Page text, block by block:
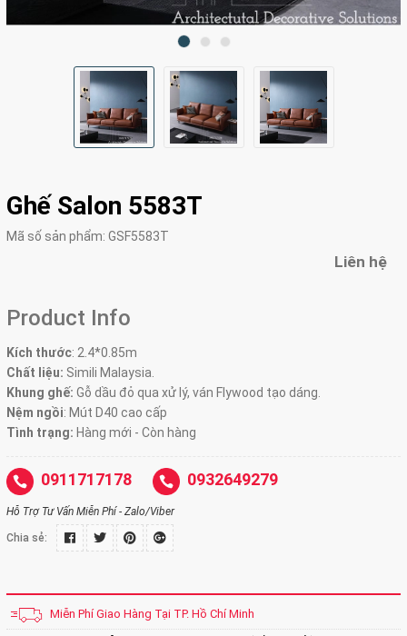
Ghế Salon 5583T
Mã số sản phẩm: GSF5583T
Liên hệ
Product Info
Kích thước: 2.4*0.85m
Chất liệu: Simili Malaysia.
Khung ghế: Gỗ dầu đỏ qua xử lý, ván Flywood tạo dáng.
Nệm ngồi: Mút D40 cao cấp
Tình trạng: Hàng mới - Còn hàng
0911717178 0932649279
Hỗ Trợ Tư Vấn Miễn Phí - Zalo/Viber
Chia sẻ:
Miễn Phí Giao Hàng Tại TP. Hồ Chí Minh